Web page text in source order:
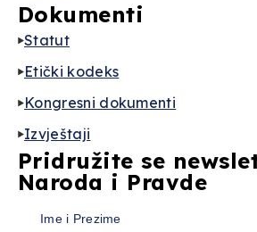
Dokumenti
Statut
Etički kodeks
Kongresni dokumenti
Izvještaji
Pridružite se
Naroda i Pravde